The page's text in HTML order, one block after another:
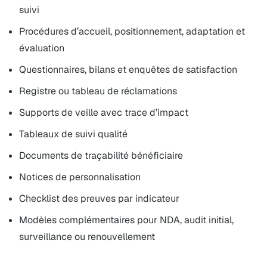
suivi
Procédures d’accueil, positionnement, adaptation et
évaluation
Questionnaires, bilans et enquêtes de satisfaction
Registre ou tableau de réclamations
Supports de veille avec trace d’impact
Tableaux de suivi qualité
Documents de traçabilité bénéficiaire
Notices de personnalisation
Checklist des preuves par indicateur
Modèles complémentaires pour NDA, audit initial,
surveillance ou renouvellement